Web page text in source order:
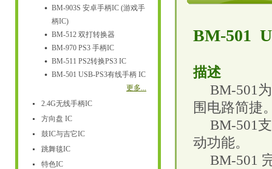
BM-903S 安卓手柄IC (游戏手
柄IC)
BM-512 双打转换器
BM-970 PS3 手柄IC
BM-511 PS2转换PS3 IC
BM-501 USB-PS3有线手柄 IC
更多...
2.4G无线手柄IC
方向盘 IC
鼓IC与吉它IC
跳舞毯IC
特色IC
BM-501
描述
BM-501
围电路简捷
BM-501
动功能。
BM-501